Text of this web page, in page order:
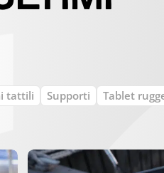
tattili Supporti Tablet